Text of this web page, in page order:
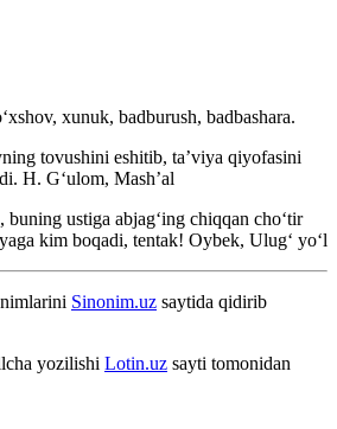
xunuk, badburush, badbashara.
tovushini eshitib, taʼviya qiyofasini
H. Gʻulom, Mashʼal
ustiga abjagʻing chiqqan choʻtir
kim boqadi, tentak! Oybek, Ulugʻ yoʻl
Sinonim.uz saytida qidirib
yozilishi Lotin.uz sayti tomonidan